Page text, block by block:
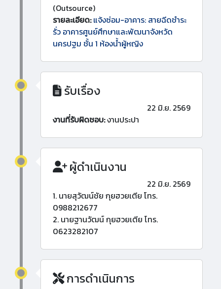
(Outsource)
รายละเอียด: แจ้งซ่อม-อาคาร: สายฉีดชำระ
รั่ว อาคารศูนย์ศึกษาและพัฒนาจังหวัด
นครปฐม ชั้น 1 ห้องน้ำผู้หญิง
รับเรื่อง
22 มิ.ย. 2569
งานที่รับผิดชอบ:งานประปา
ผู้ดำเนินงาน
22 มิ.ย. 2569
1. นายสุวัฒน์ชัย กุยฮวยเตีย โทร.
0988212677
2. นายฐานวัฒน์ กุยฮวยเตีย โทร.
0623282107
การดำเนินการ